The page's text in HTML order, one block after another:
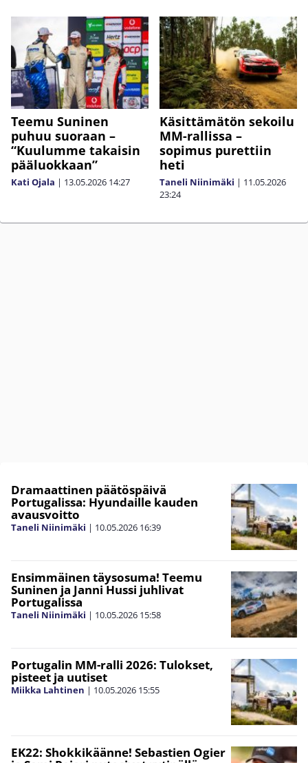
Teemu Suninen
puhuu suoraan –
“Kuulumme takaisin
pääluokkaan”
Kati Ojala | 13.05.2026 14:27
Käsittämätön sekoilu
MM-rallissa –
sopimus purettiin
heti
Taneli Niinimäki | 11.05.2026
23:24
Dramaattinen päätöspäivä
Portugalissa: Hyundaille kauden
avausvoitto
Taneli Niinimäki | 10.05.2026 16:39
Ensimmäinen täysosuma! Teemu
Suninen ja Janni Hussi juhlivat
Portugalissa
Taneli Niinimäki | 10.05.2026 15:58
Portugalin MM-ralli 2026: Tulokset,
pisteet ja uutiset
Miikka Lahtinen | 10.05.2026 15:55
EK22: Shokkikäänne! Sebastien Ogier